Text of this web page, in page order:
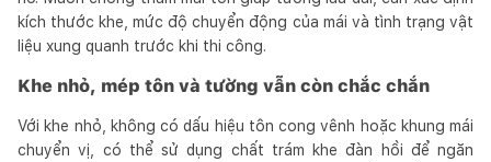
kích thước khe, mức độ chuyển động của mái và tình trạng vật
liệu xung quanh trước khi thi công.
Khe nhỏ, mép tôn và tường vẫn còn chắc chắn
Với khe nhỏ, không có dấu hiệu tôn cong vênh hoặc khung mái
chuyển vị, có thể sử dụng chất trám khe đàn hồi để ngăn